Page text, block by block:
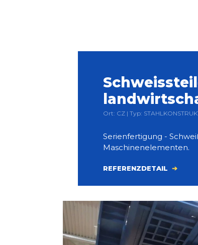
Ort: CZ | Typ:
Serienfertigung -
Maschinenelementen.
REFERENZDETAIL